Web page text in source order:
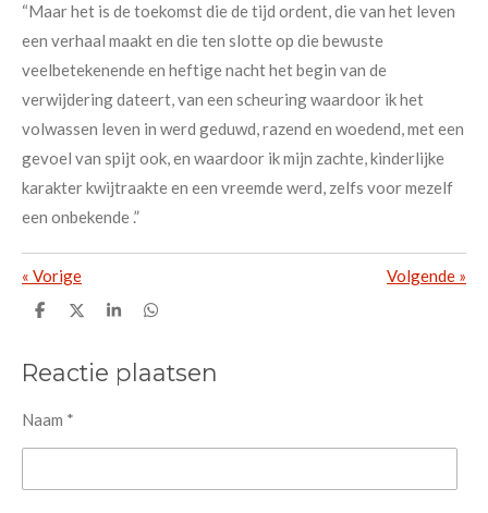
“Maar het is de toekomst die de tijd ordent, die van het leven
een verhaal maakt en die ten slotte op die bewuste
veelbetekenende en heftige nacht het begin van de
verwijdering dateert, van een scheuring waardoor ik het
volwassen leven in werd geduwd, razend en woedend, met een
gevoel van spijt ook, en waardoor ik mijn zachte, kinderlijke
karakter kwijtraakte en een vreemde werd, zelfs voor mezelf
een onbekende .”
« Vorige Volgende »
D
e
n
D
l
S
e
D
e
n
Reactie plaatsen
Naam *